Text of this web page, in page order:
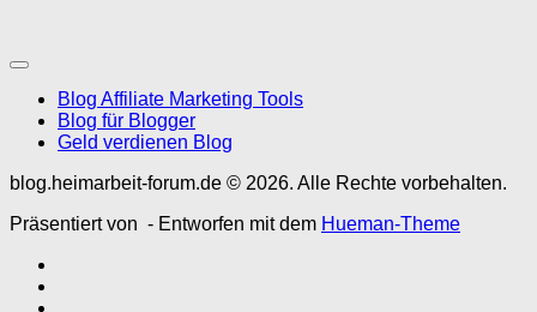
Blog Affiliate Marketing Tools
Blog für Blogger
Geld verdienen Blog
blog.heimarbeit-forum.de © 2026. Alle Rechte vorbehalten.
Präsentiert von - Entworfen mit dem Hueman-Theme